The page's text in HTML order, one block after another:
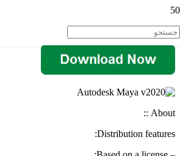
About ::
Distribution features: